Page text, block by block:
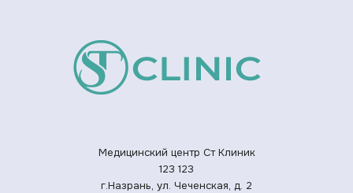
Медицинский центр Ст Клиник
123 123
г.Назрань, ул. Чеченская, д. 2